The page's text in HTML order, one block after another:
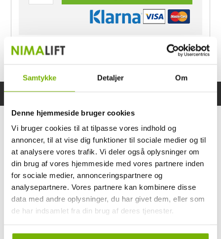
Samtykke Detaljer Om
Denne hjemmeside bruger cookies
Vi bruger cookies til at tilpasse vores indhold og
annoncer, til at vise dig funktioner til sociale medier og til
at analysere vores trafik. Vi deler også oplysninger om
din brug af vores hjemmeside med vores partnere inden
for sociale medier, annonceringspartnere og
analysepartnere. Vores partnere kan kombinere disse
data med andre oplysninger, du har givet dem, eller som
de har indsamlet fra din brug af deres tjenester.